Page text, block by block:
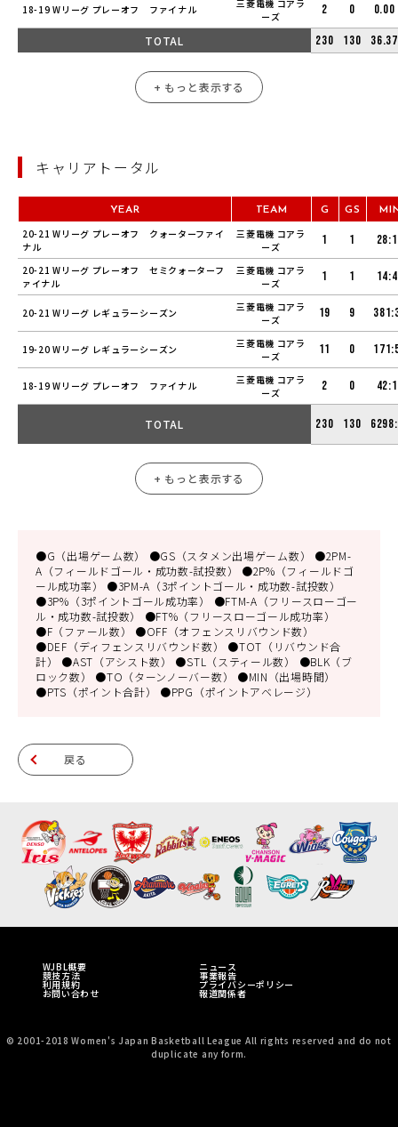
18-19 Wリーグ プレーオフ ファイナル
三菱電機 コアラ
ーズ
2 0 0.00
TOTAL 230 130 36.37
+ もっと表示する
キャリアトータル
YEAR TEAM G GS
20-21 Wリーグ プレーオフ クォーターファイ
ナル
三菱電機 コアラ
ーズ
1 1
20-21 Wリーグ プレーオフ セミクォーターフ
ァイナル
三菱電機 コアラ
ーズ
1 1
20-21 Wリーグ レギュラーシーズン
三菱電機 コアラ
ーズ
19 9
19-20 Wリーグ レギュラーシーズン
三菱電機 コアラ
ーズ
11 0
18-19 Wリーグ プレーオフ ファイナル
三菱電機 コアラ
ーズ
2 0
TOTAL 230 130
+ もっと表示する
●G（出場ゲーム数） ●GS（スタメン出場ゲーム数） ●2PM-
A（フィールドゴール・成功数-試投数） ●2P%（フィールドゴ
ール成功率） ●3PM-A（3ポイントゴール・成功数-試投数）
●3P%（3ポイントゴール成功率） ●FTM-A（フリースローゴー
ル・成功数-試投数） ●FT%（フリースローゴール成功率）
●F（ファール数） ●OFF（オフェンスリバウンド数）
●DEF（ディフェンスリバウンド数） ●TOT（リバウンド合
計） ●AST（アシスト数） ●STL（スティール数） ●BLK（ブ
ロック数） ●TO（ターンノーバー数） ●MIN（出場時間）
●PTS（ポイント合計） ●PPG（ポイントアベレージ）
戻る
WJBL概要 ニュース
競技方法 事業報告
利用規約 プライバシーポリシー
お問い合わせ 報道関係者
© 2001-2018 Women's Japan Basketball League All rights reserved and do not
duplicate any form.